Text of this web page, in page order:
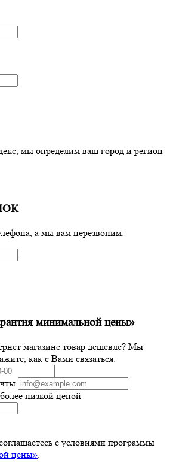
мы определим ваш город и регион
а мы вам перезвоним:
минимальной цены»
магазине товар дешевле? Мы
как с Вами связаться:
низкой ценой
с условиями программы
цены».